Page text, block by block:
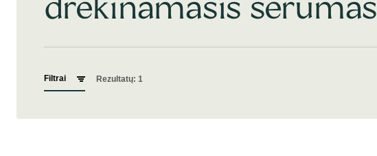
Filtrai Rezultatų: 1